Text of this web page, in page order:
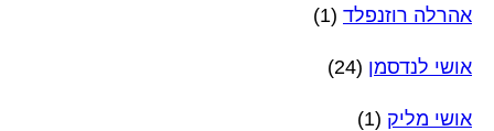
אהרלה רוזנפלד (1)
אושי לנדסמן (24)
אושי מליק (1)